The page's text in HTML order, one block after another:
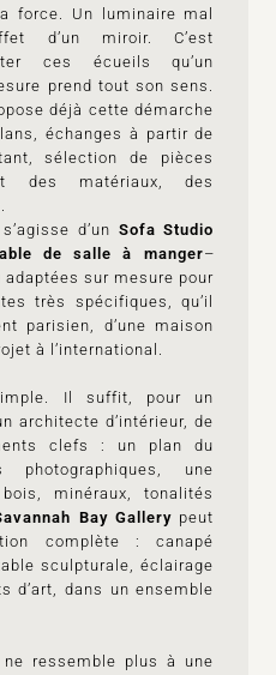
force. Un luminaire mal
d’un miroir. C’est
ces écueils qu’un
prend tout son sens.
déjà cette démarche
échanges à partir de
sélection de pièces
des matériaux, des
d’un Sofa Studio
de salle à manger–
sur mesure pour
très spécifiques, qu’il
parisien, d’une maison
à l’international.
Il suffit, pour un
architecte d’intérieur, de
clefs : un plan du
une
minéraux, tonalités
Bay Gallery peut
complète : canapé
sculpturale, éclairage
d’art, dans un ensemble
ressemble plus à une